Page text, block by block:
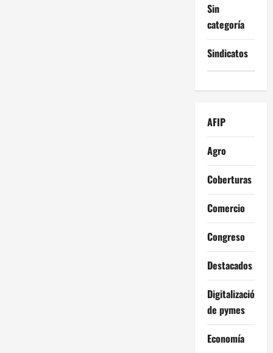
Sin
categoría
Sindicatos
AFIP
Agro
Coberturas
Comercio
Congreso
Destacados
Digitalización
de pymes
Economía